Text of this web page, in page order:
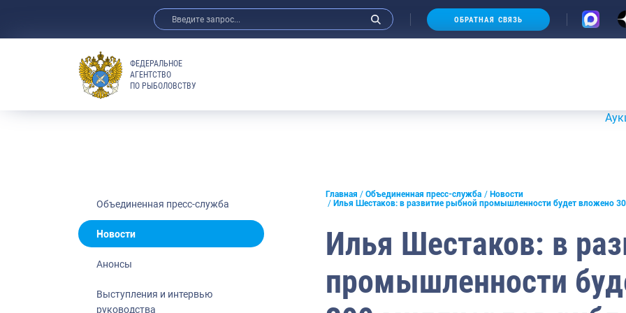
Анонсы
Отраслевые СМИ
Выставки и конференции
Рыбоохрана России
ОБРАТНАЯ СВЯЗЬ
ФЕДЕРАЛЬНОЕ
АГЕНТСТВО
ПО РЫБОЛОВСТВУ
Аукционы
Объединенная пресс-служба
Новости
Анонсы
Выступления и интервью
руководства
Главная Объединенная пресс-служба
Новости
Илья Шестаков: в развитие рыбной промышленности будет вложено
Илья Шестаков: в
промышленности